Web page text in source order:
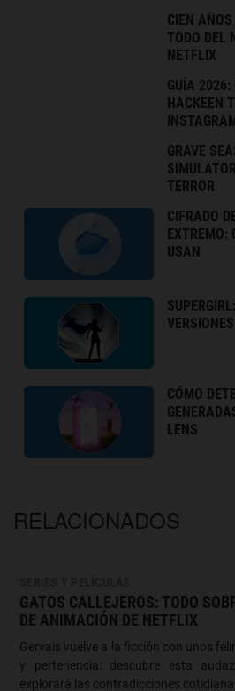
CIEN
TODO DEL
NETFLIX
GUÍA 2026:
HACKEEN
INSTAGRAM
GRAVE
TERROR
CIFRADO
EXTREMO:
USAN
CÓMO
LENS
RELACIONADOS
GATOS CALLEJEROS: TODO
DE ANIMACIÓN DE NETFLIX
Gervais vuelve a la ficción con unos
y pertenencia: descubre esta
explorará las contradicciones